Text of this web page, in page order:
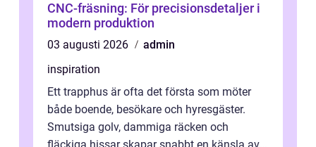
CNC-fräsning: För precisionsdetaljer i
modern produktion
03 augusti 2026
admin
inspiration
Ett trapphus är ofta det första som möter
både boende, besökare och hyresgäster.
Smutsiga golv, dammiga räcken och